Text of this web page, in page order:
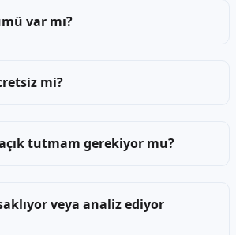
var mı?
mi?
tutmam gerekiyor mu?
veya analiz ediyor